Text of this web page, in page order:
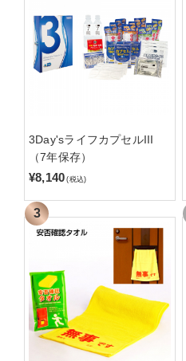
3Day'sライフカプセルIII
（7年保存）
¥8,140 (税込)